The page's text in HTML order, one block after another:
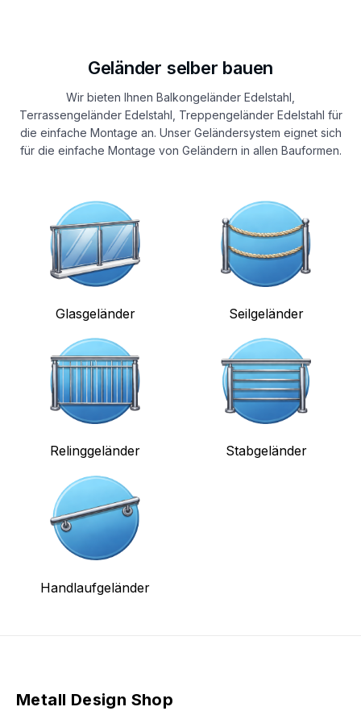
Geländer selber bauen
Wir bieten Ihnen Balkongeländer Edelstahl,
Terrassengeländer Edelstahl, Treppengeländer Edelstahl für
die einfache Montage an. Unser Geländersystem eignet sich
für die einfache Montage von Geländern in allen Bauformen.
Glasgeländer Seilgeländer
Relinggeländer Stabgeländer
Handlaufgeländer
Metall Design Shop